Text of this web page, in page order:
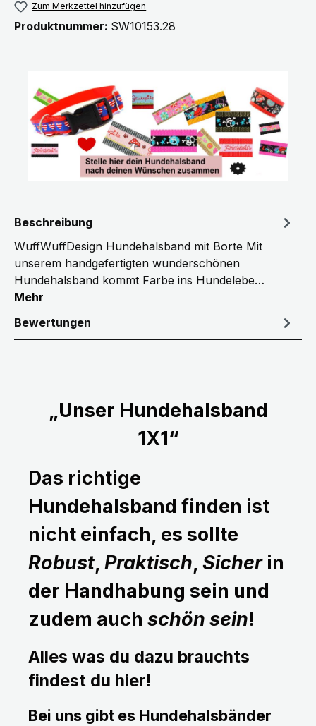
Zum Merkzettel hinzufügen
Produktnummer: SW10153.28
Beschreibung
WuffWuffDesign Hundehalsband mit Borte Mit
unserem handgefertigten wunderschönen
Hundehalsband kommt Farbe ins Hundelebe…
Mehr
Bewertungen
„Unser Hundehalsband
1X1“
Das richtige
Hundehalsband finden ist
nicht einfach, es sollte
Robust, Praktisch, Sicherin
der Handhabung sein und
zudem auch schön sein!
Alles was du dazu brauchts
findest du hier!
Bei uns gibt es Hundehalsbänder